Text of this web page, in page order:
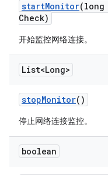
startMonitor
Check)
开始监控网络连接。
List<Long>
stopMonitor()
停止网络连接监控。
boolean